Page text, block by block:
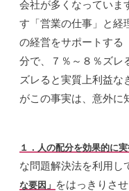
会社が多くなっていま
す「営業の仕事」と経
の経営をサポートする
分で、７％～８％ズレ
ズレると実質上利益な
がこの事実は、意外に
１．人の配分を効果的に
な問題解決法を利用し
な要因」 をはっきりさ